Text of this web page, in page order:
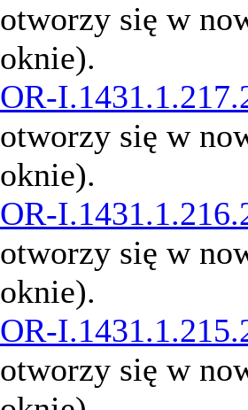
otworzy się w
oknie).
OR-
otworzy się w
oknie).
OR-
otworzy się w
oknie).
OR-
otworzy się w